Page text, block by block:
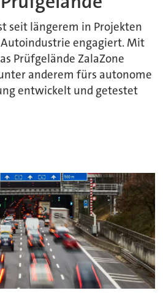
seit längerem in Projekten
engagiert. Mit
Prüfgelände ZalaZone
anderem fürs autonome
entwickelt und getestet